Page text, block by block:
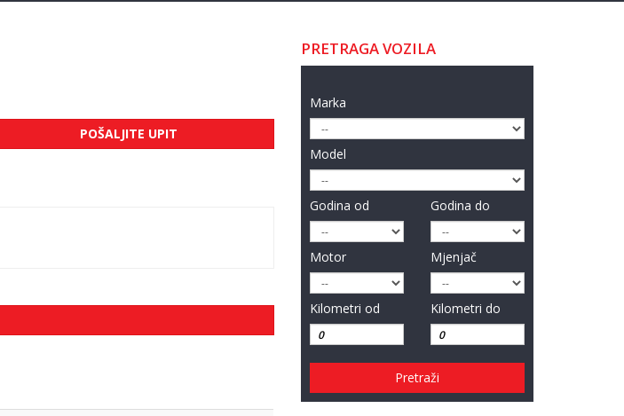
POŠALJITE UPIT
PRETRAGA VOZILA
Marka
Model
Godina od Godina do
Motor Mjenjač
Kilometri od Kilometri do
Pretraži